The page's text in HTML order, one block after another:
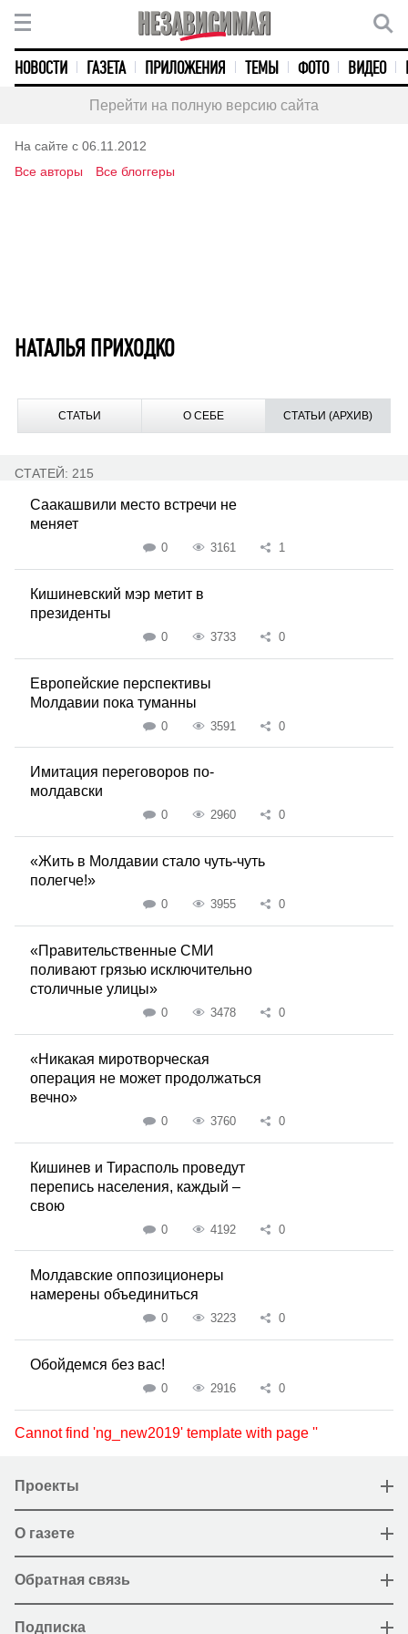
НОВОСТИ ГАЗЕТА ПРИЛОЖЕНИЯ ТЕМЫ ФОТО ВИДЕО
Перейти на полную версию сайта
На сайте с 06.11.2012
Все авторы
Все блоггеры
НАТАЛЬЯ ПРИХОДКО
СТАТЬИ О СЕБЕ СТАТЬИ (АРХИВ)
СТАТЕЙ: 215
Саакашвили место встречи не
меняет
0 3161 1
Кишиневский мэр метит в
президенты
0 3733 0
Европейские перспективы
Молдавии пока туманны
0 3591 0
Имитация переговоров по-
молдавски
0 2960 0
«Жить в Молдавии стало чуть-чуть
полегче!»
0 3955 0
«Правительственные СМИ
поливают грязью исключительно
столичные улицы»
0 3478 0
«Никакая миротворческая
операция не может продолжаться
вечно»
0 3760 0
Кишинев и Тирасполь проведут
перепись населения, каждый –
свою
0 4192 0
Молдавские оппозиционеры
намерены объединиться
0 3223 0
Обойдемся без вас!
0 2916 0
Cannot find 'ng_new2019' template with page ''
Проекты
О газете
Обратная связь
Подписка